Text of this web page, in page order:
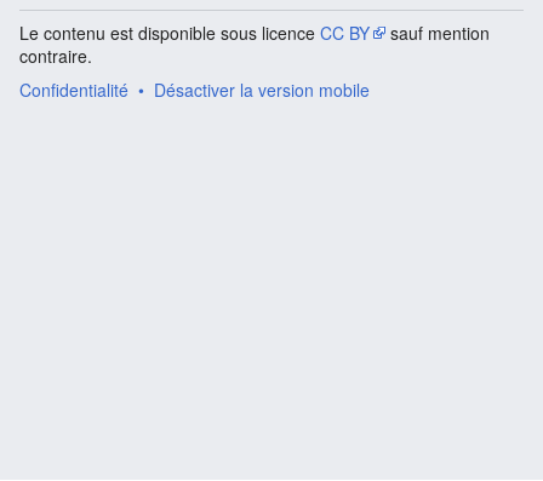
Le contenu est disponible sous licence CC BY
sauf mention
contraire.
Confidentialité
Désactiver la version mobile